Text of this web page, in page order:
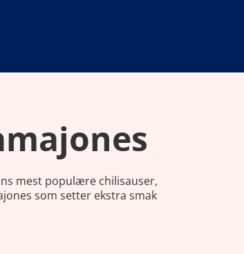
mest populære chilisauser,
som setter ekstra smak